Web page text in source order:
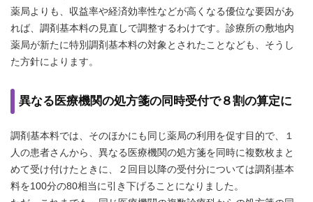
薬局よりも、収益率や経済効率性などが高くなる優位な要因があ
れば、調剤基本料の見直しで調整するわけです。診療所の敷地内
薬局が新たに特別調剤基本料の対象とされたことなども、そうし
た方針によります。
異なる医療機関の処方箋の同時受付で８割の算定に
調剤基本料では、そのほかにも同じ薬局の利用を促す目的で、１
人の患者さんから、異なる医療機関の処方箋を同時に複数枚まと
めて受け付けたときに、２回目以降の受付分については調剤基本
料を100分の80相当に引き下げることになりました。